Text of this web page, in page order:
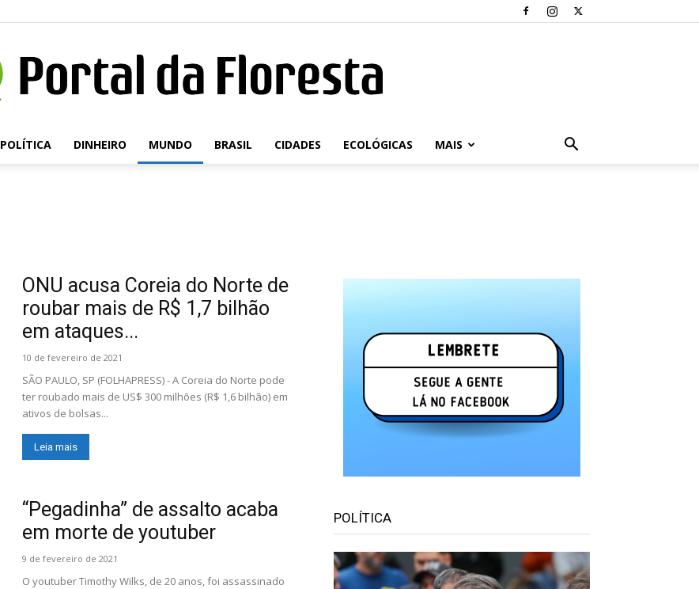
Portal
POLÍTICA DINHEIRO MUNDO BRASIL CIDADES ECOLÓGICAS MAIS
ONU acusa Coreia do Norte de
roubar mais de R$ 1,7 bilhão
em ataques...
10 de fevereiro de 2021
SÃO PAULO, SP (FOLHAPRESS) - A Coreia do Norte pode
ter roubado mais de US$ 300 milhões (R$ 1,6 bilhão) em
ativos de bolsas...
Leia mais
“Pegadinha” de assalto acaba
em morte de youtuber
9 de fevereiro de 2021
O youtuber Timothy Wilks, de 20 anos, foi assassinado
POLÍTICA